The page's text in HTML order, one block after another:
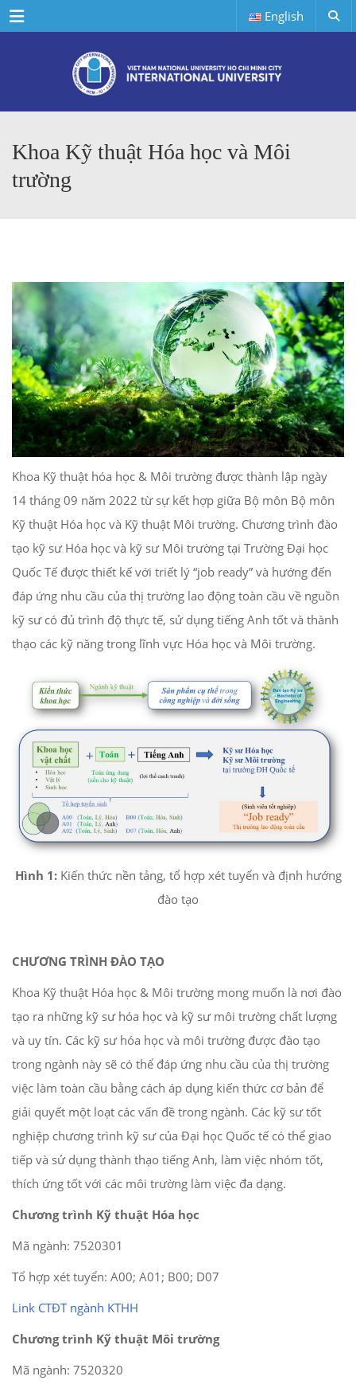
Menu English
Khoa Kỹ thuật Hóa học và Môi
trường
Khoa Kỹ thuật hóa học & Môi trường được thành lập ngày
14 tháng 09 năm 2022 từ sự kết hợp giữa Bộ môn Bộ môn
Kỹ thuật Hóa học và Kỹ thuật Môi trường. Chương trình đào
tạo kỹ sư Hóa học và kỹ sư Môi trường tại Trường Đại học
Quốc Tế được thiết kế với triết lý “job ready” và hướng đến
đáp ứng nhu cầu của thị trường lao động toàn cầu về nguồn
kỹ sư có đủ trình độ thực tế, sử dụng tiếng Anh tốt và thành
thạo các kỹ năng trong lĩnh vực Hóa học và Môi trường.
Hình 1:Kiến thức nền tảng, tổ hợp xét tuyển và định hướng
đào tạo
CHƯƠNG TRÌNH ĐÀO TẠO
Khoa Kỹ thuật Hóa học & Môi trường mong muốn là nơi đào
tạo ra những kỹ sư hóa học và kỹ sư môi trường chất lượng
và uy tín. Các kỹ sư hóa học và môi trường được đào tạo
trong ngành này sẽ có thể đáp ứng nhu cầu của thị trường
việc làm toàn cầu bằng cách áp dụng kiến thức cơ bản để
giải quyết một loạt các vấn đề trong ngành. Các kỹ sư tốt
nghiệp chương trình kỹ sư của Đại học Quốc tế có thể giao
tiếp và sử dụng thành thạo tiếng Anh, làm việc nhóm tốt,
thích ứng tốt với các môi trường làm việc đa dạng.
Chương trình Kỹ thuật Hóa học
Mã ngành: 7520301
Tổ hợp xét tuyển: A00; A01; B00; D07
Link CTĐT ngành KTHH
Chương trình Kỹ thuật Môi trường
Mã ngành: 7520320